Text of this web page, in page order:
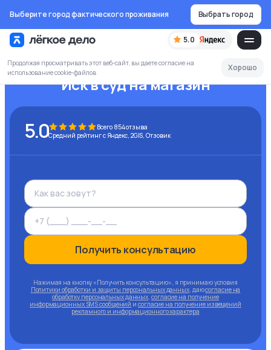
Выберите город фактического проживания Выбрать город
5.0
Продолжая просматривать этот веб-сайт, вы даете согласие на
использование cookie-файлов
Хорошо
Иск в суд на магазин
5.0 Всего 854отзыва
Средний рейтинг с Яндекс, 2GIS, Отзовик
Получить консультацию
Нажимая на кнопку «Получить консультацию», я принимаю условия
Политики обработки и защиты персональных данных, даюсогласие на
обработку персональных данных, согласие на получение
информационных SMS сообщений и согласие на получение извещений
рекламного и информационного характера